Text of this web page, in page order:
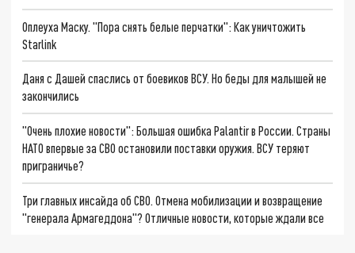
Оплеуха Маску. "Пора снять белые перчатки": Как уничтожить
Starlink
Даня с Дашей спаслись от боевиков ВСУ. Но беды для малышей не
закончились
"Очень плохие новости": Большая ошибка Palantir в России. Страны
НАТО впервые за СВО остановили поставки оружия. ВСУ теряют
приграничье?
Три главных инсайда об СВО. Отмена мобилизации и возвращение
"генерала Армагеддона"? Отличные новости, которые ждали все